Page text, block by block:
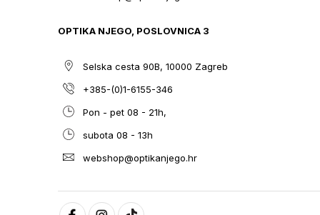
OPTIKA NJEGO, POSLOVNICA 3
Selska cesta 90B, 10000 Zagreb
+385-(0)1-6155-346
Pon - pet 08 - 21h,
subota 08 - 13h
webshop@optikanjego.hr